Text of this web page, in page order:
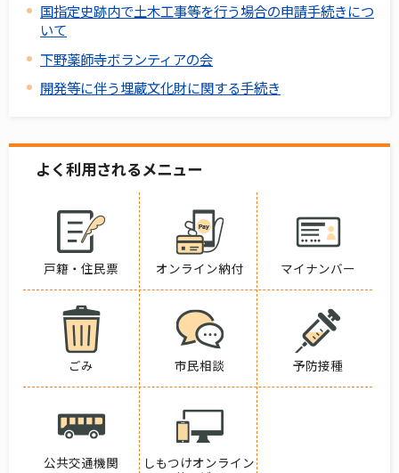
国指定史跡内で土木工事等を行う場合の申請手続きにつ
いて
下野薬師寺ボランティアの会
開発等に伴う埋蔵文化財に関する手続き
よく利用されるメニュー
戸籍・住民票 オンライン納付 マイナンバー
ごみ 市民相談 予防接種
公共交通機関
しもつけオンライン